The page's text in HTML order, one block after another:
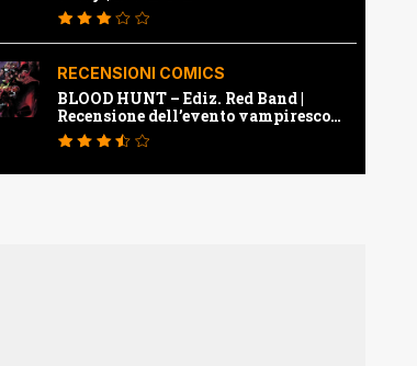
RECENSIONI COMICS
BLOOD HUNT – Ediz. Red Band |
Recensione dell’evento vampiresco
della Marvel